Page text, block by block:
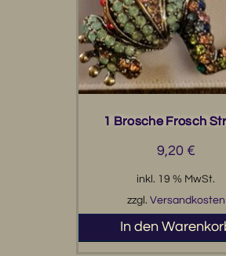
1 Brosche Frosch
9,20 €
inkl. 19 % MwSt.
zzgl. Versandkosten
In den